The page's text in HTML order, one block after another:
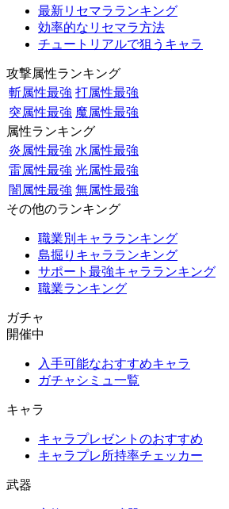
最新リセマラランキング
効率的なリセマラ方法
チュートリアルで狙うキャラ
攻撃属性ランキング
斬属性最強 打属性最強
突属性最強 魔属性最強
属性ランキング
炎属性最強 水属性最強
雷属性最強 光属性最強
闇属性最強 無属性最強
その他のランキング
職業別キャラランキング
島掘りキャラランキング
サポート最強キャラランキング
職業ランキング
ガチャ
開催中
入手可能なおすすめキャラ
ガチャシミュ一覧
キャラ
キャラプレゼントのおすすめ
キャラプレ所持率チェッカー
武器